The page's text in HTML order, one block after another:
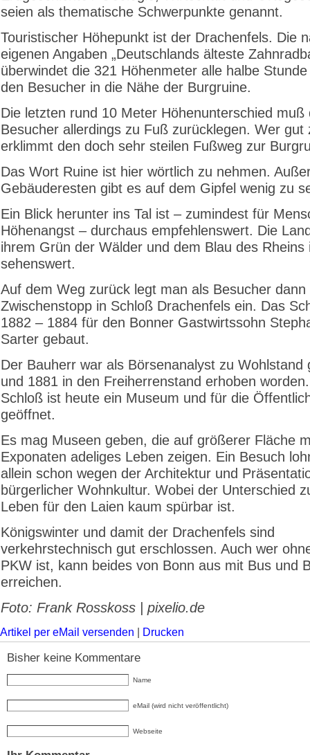
seien als thematische Schwerpunkte genannt.
Touristischer Höhepunkt ist der Drachenfels. Die
eigenen Angaben „Deutschlands älteste
überwindet die 321 Höhenmeter alle halbe
den Besucher in die Nähe der Burgruine.
Die letzten rund 10 Meter Höhenunterschied muß
Besucher allerdings zu Fuß zurücklegen. Wer gut
erklimmt den doch sehr steilen Fußweg zur
Das Wort Ruine ist hier wörtlich zu nehmen.
Gebäuderesten gibt es auf dem Gipfel wenig zu
Ein Blick herunter ins Tal ist – zumindest für
Höhenangst – durchaus empfehlenswert. Die
ihrem Grün der Wälder und dem Blau des Rheins
sehenswert.
Auf dem Weg zurück legt man als Besucher dann
Zwischenstopp in Schloß Drachenfels ein. Das
1882 – 1884 für den Bonner Gastwirtssohn
Sarter gebaut.
Der Bauherr war als Börsenanalyst zu Wohlstand
und 1881 in den Freiherrenstand erhoben
Schloß ist heute ein Museum und für die
geöffnet.
Es mag Museen geben, die auf größerer Fläche
Exponaten adeliges Leben zeigen. Ein Besuch
allein schon wegen der Architektur und
bürgerlicher Wohnkultur. Wobei der Unterschied
Leben für den Laien kaum spürbar ist.
Königswinter und damit der Drachenfels sind
verkehrstechnisch gut erschlossen. Auch wer
PKW ist, kann beides von Bonn aus mit Bus und
erreichen.
Foto: Frank Rosskoss | pixelio.de
Artikel per eMail versenden Drucken
Bisher keine Kommentare
Name
eMail (wird nicht veröffentlicht)
Webseite